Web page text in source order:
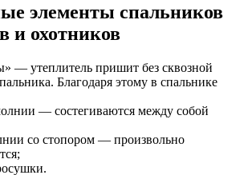
элементы спальников
и охотников
— утеплитель пришит без сквозной
Благодаря этому в спальнике
— состегиваются между собой
со стопором — произвольно